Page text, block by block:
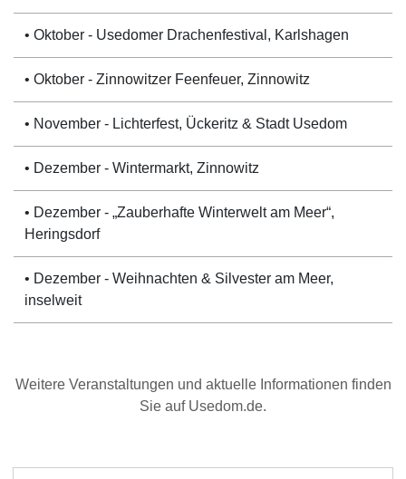
• Oktober - Usedomer Drachenfestival, Karlshagen
• Oktober - Zinnowitzer Feenfeuer, Zinnowitz
• November - Lichterfest, Ückeritz & Stadt Usedom
• Dezember - Wintermarkt, Zinnowitz
• Dezember - „Zauberhafte Winterwelt am Meer“,
Heringsdorf
• Dezember - Weihnachten & Silvester am Meer,
inselweit
Weitere Veranstaltungen und aktuelle Informationen finden
Sie auf Usedom.de.